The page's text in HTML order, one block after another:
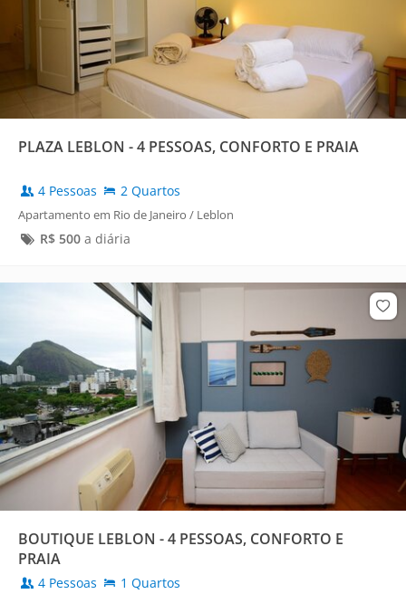
PLAZA LEBLON - 4 PESSOAS, CONFORTO E PRAIA
4 Pessoas 2 Quartos
Apartamento em Rio de Janeiro / Leblon
R$ 500a diária
BOUTIQUE LEBLON - 4 PESSOAS, CONFORTO E
PRAIA
4 Pessoas 1 Quartos